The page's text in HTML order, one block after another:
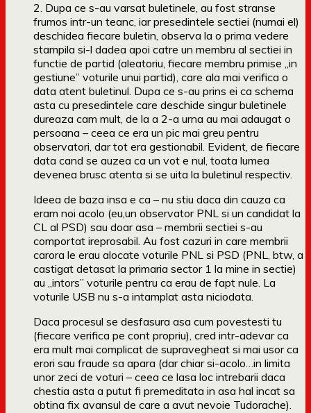
2. Dupa ce s-au varsat buletinele, au fost stranse
frumos intr-un teanc, iar presedintele sectiei (numai el)
deschidea fiecare buletin, observa la o prima vedere
stampila si-l dadea apoi catre un membru al sectiei in
functie de partid (aleatoriu, fiecare membru primise „in
gestiune” voturile unui partid), care ala mai verifica o
data atent buletinul. Dupa ce s-au prins ei ca schema
asta cu presedintele care deschide singur buletinele
dureaza cam mult, de la a 2-a urna au mai adaugat o
persoana – ceea ce era un pic mai greu pentru
observatori, dar tot era gestionabil. Evident, de fiecare
data cand se auzea ca un vot e nul, toata lumea
devenea brusc atenta si se uita la buletinul respectiv.
Ideea de baza insa e ca – nu stiu daca din cauza ca
eram noi acolo (eu,un observator PNL si un candidat la
CL al PSD) sau doar asa – membrii sectiei s-au
comportat ireprosabil. Au fost cazuri in care membrii
carora le erau alocate voturile PNL si PSD (PNL, btw, a
castigat detasat la primaria sector 1 la mine in sectie)
au „intors” voturile pentru ca erau de fapt nule. La
voturile USB nu s-a intamplat asta niciodata.
Daca procesul se desfasura asa cum povestesti tu
(fiecare verifica pe cont propriu), cred intr-adevar ca
era mult mai complicat de supravegheat si mai usor ca
erori sau fraude sa apara (dar chiar si-acolo…in limita
unor zeci de voturi – ceea ce lasa loc intrebarii daca
chestia asta a putut fi premeditata in asa hal incat sa
obtina fix avansul de care a avut nevoie Tudorache).